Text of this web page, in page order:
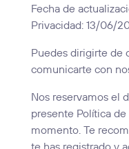
Fecha de
Privacidad: 13/06/
Puedes dirigirte de
comunicarte con
Nos reservamos el
presente Política
momento. Te